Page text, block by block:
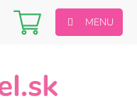
Nákupný
košík